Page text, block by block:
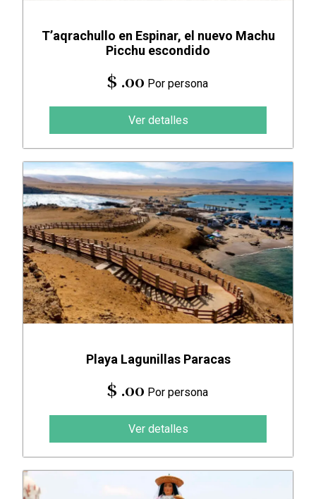
T’aqrachullo en Espinar, el nuevo Machu
Picchu escondido
$ .00 Por persona
Ver detalles
Playa Lagunillas Paracas
$ .00 Por persona
Ver detalles